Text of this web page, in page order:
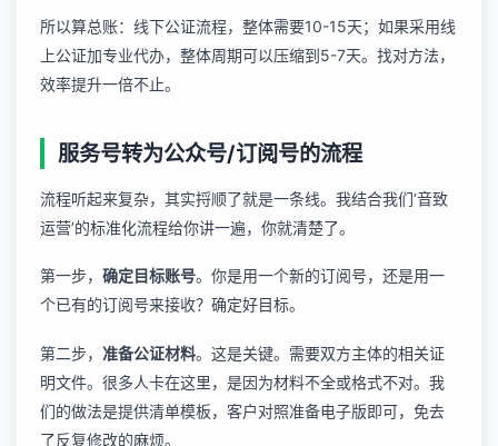
所以算总账：线下公证流程，整体需要10-15天；如果采用线
上公证加专业代办，整体周期可以压缩到5-7天。找对方法，
效率提升一倍不止。
服务号转为公众号/订阅号的流程
流程听起来复杂，其实捋顺了就是一条线。我结合我们‘音致
运营’的标准化流程给你讲一遍，你就清楚了。
第一步， 确定目标账号。你是用一个新的订阅号，还是用一
个已有的订阅号来接收？确定好目标。
第二步， 准备公证材料。这是关键。需要双方主体的相关证
明文件。很多人卡在这里，是因为材料不全或格式不对。我
们的做法是提供清单模板，客户对照准备电子版即可，免去
了反复修改的麻烦。